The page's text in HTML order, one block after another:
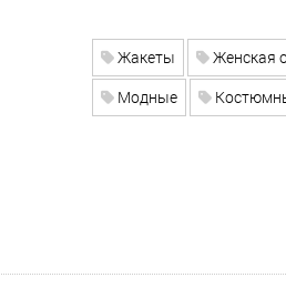
Жакеты Женская
Модные